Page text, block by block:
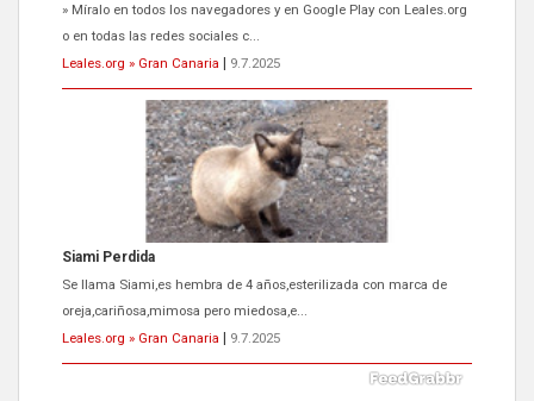
» Míralo en todos los navegadores y en Google Play con Leales.org
o en todas las redes sociales c...
Leales.org » Gran Canaria
9.7.2025
Siami Perdida
Se llama Siami,es hembra de 4 años,esterilizada con marca de
oreja,cariñosa,mimosa pero miedosa,e...
Leales.org » Gran Canaria
9.7.2025